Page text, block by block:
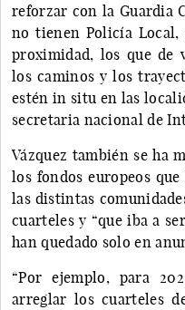
reforzar con la Guardia
no tienen Policía
proximidad, los que de
los caminos y los
estén in situ en las
secretaria nacional de
Vázquez también se ha
los fondos europeos
las distintas
cuarteles y “que iba a
han quedado solo en
“Por ejemplo, para
arreglar los cuarteles